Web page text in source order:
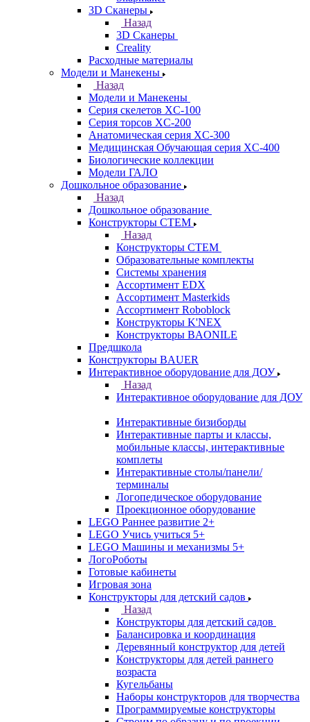
3D Сканеры
Назад
3D Сканеры
Creality
Расходные материалы
Модели и Манекены
Назад
Модели и Манекены
Серия скелетов XC-100
Серия торсов XC-200
Анатомическая серия XC-300
Медицинская Обучающая серия XC-400
Биологические коллекции
Модели ГАЛО
Дошкольное образование
Назад
Дошкольное образование
Конструкторы СТЕМ
Назад
Конструкторы СТЕМ
Образовательные комплекты
Системы хранения
Ассортимент EDX
Ассортимент Masterkids
Ассортимент Roboblock
Конструкторы K'NEX
Конструкторы BAONILE
Предшкола
Конструкторы BAUER
Интерактивное оборудование для ДОУ
Назад
Интерактивное оборудование для ДОУ
Интерактивные бизиборды
Интерактивные парты и классы,
мобильные классы, интерактивные
комплеты
Интерактивные столы/панели/
терминалы
Логопедическое оборудование
Проекционное оборудование
LEGO Раннее развитие 2+
LEGO Учись учиться 5+
LEGO Машины и механизмы 5+
ЛогоРоботы
Готовые кабинеты
Игровая зона
Конструкторы для детский садов
Назад
Конструкторы для детский садов
Балансировка и координация
Деревянный конструктор для детей
Конструкторы для детей раннего
возраста
Кугельбаны
Наборы конструкторов для творчества
Программируемые конструкторы